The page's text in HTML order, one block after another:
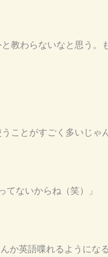
教わらないなと思う
ことがすごく多いじゃ
てないからね（笑）」
か英語喋れるようにな